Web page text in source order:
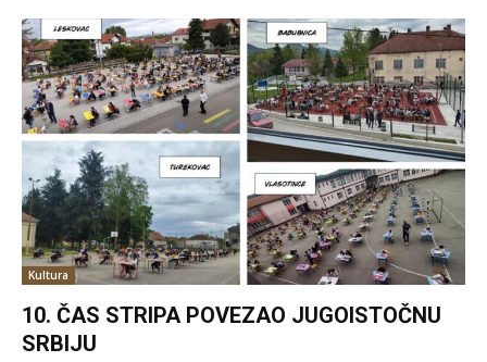
Kultura
10. ČAS STRIPA POVEZAO JUGOISTOČNU
SRBIJU